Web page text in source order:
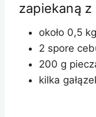
zapiekaną
około 0,5
2 spore
200 g
kilka